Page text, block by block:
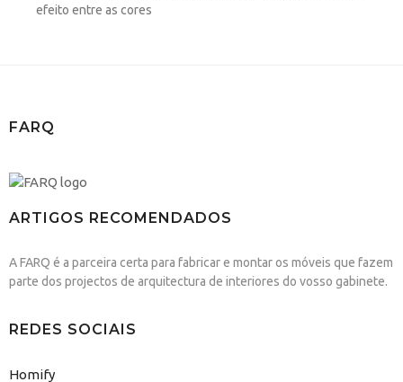
efeito entre as cores
FARQ
ARTIGOS RECOMENDADOS
A FARQ é a parceira certa para fabricar e montar os móveis que fazem
parte dos projectos de arquitectura de interiores do vosso gabinete.
REDES SOCIAIS
Homify